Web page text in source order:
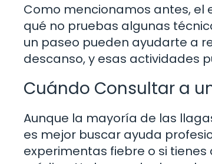
Como mencionamos antes, el
qué no pruebas algunas
un paseo pueden ayudarte a
descanso, y esas actividades
Cuándo Consultar a
Aunque la mayoría de las
es mejor buscar ayuda
experimentas fiebre o si